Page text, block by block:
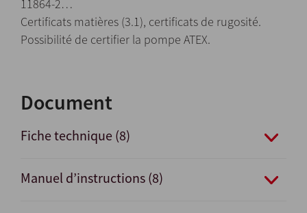
11864-2…
Certificats matières (3.1), certificats de rugosité.
Possibilité de certifier la pompe ATEX.
Document
Fiche technique (8)
Manuel d’instructions (8)